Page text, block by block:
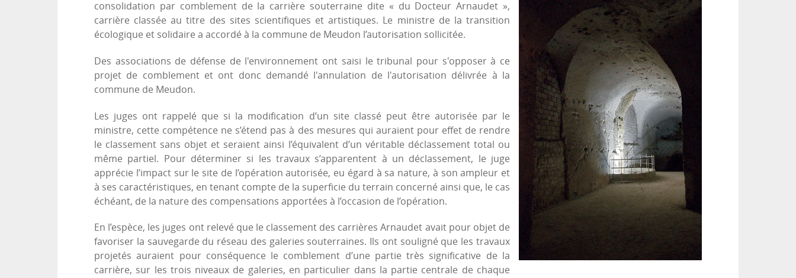
consolidation par comblement de la carrière souterraine dite « du Docteur Arnaudet »,
carrière classée au titre des sites scientifiques et artistiques. Le ministre de la transition
écologique et solidaire a accordé à la commune de Meudon l’autorisation sollicitée.
Des associations de défense de l'environnement ont saisi le tribunal pour s'opposer à ce
projet de comblement et ont donc demandé l'annulation de l'autorisation délivrée à la
commune de Meudon.
Les juges ont rappelé que si la modification d’un site classé peut être autorisée par le
ministre, cette compétence ne s’étend pas à des mesures qui auraient pour effet de rendre
le classement sans objet et seraient ainsi l’équivalent d’un véritable déclassement total ou
même partiel. Pour déterminer si les travaux s’apparentent à un déclassement, le juge
apprécie l’impact sur le site de l’opération autorisée, eu égard à sa nature, à son ampleur et
à ses caractéristiques, en tenant compte de la superficie du terrain concerné ainsi que, le cas
échéant, de la nature des compensations apportées à l’occasion de l’opération.
En l’espèce, les juges ont relevé que le classement des carrières Arnaudet avait pour objet de
favoriser la sauvegarde du réseau des galeries souterraines. Ils ont souligné que les travaux
projetés auraient pour conséquence le comblement d’une partie très significative de la
carrière, sur les trois niveaux de galeries, en particulier dans la partie centrale de chaque